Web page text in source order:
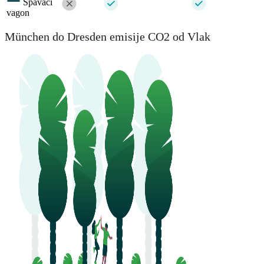
Spavaći
vagon
München do Dresden emisije CO2 od Vlak